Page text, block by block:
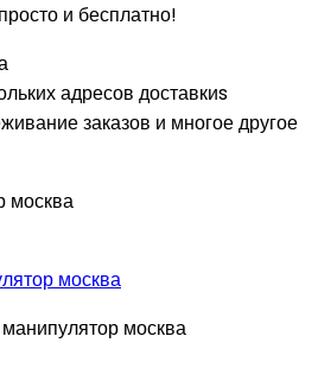
и бесплатно!
адресов доставкиs
заказов и многое другое
москва
москва